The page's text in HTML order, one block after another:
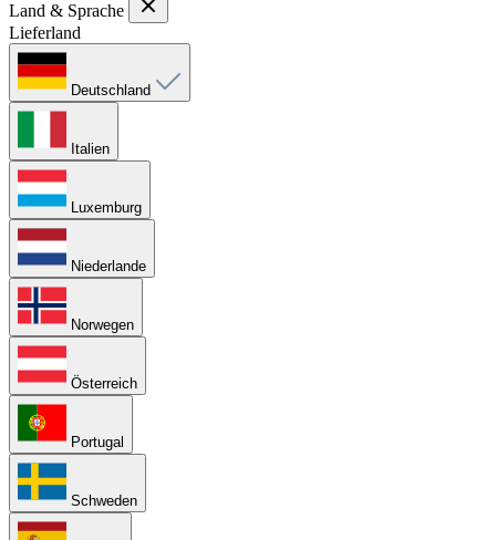
Land & Sprache
Lieferland
Deutschland
Italien
Luxemburg
Niederlande
Norwegen
Österreich
Portugal
Schweden